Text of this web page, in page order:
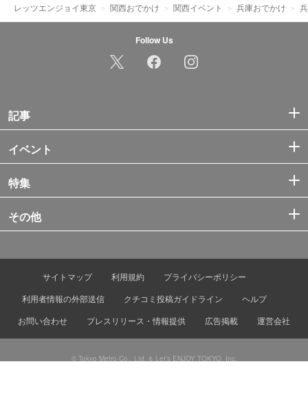
レッツエンジョイ東京 関西おでかけ 関西イベント 兵庫おでかけ
Follow Us
記事
イベント
特集
その他
サイトマップ 利用規約
プライバシーポリシー
利用者情報の外部送信
クチコミ投稿ガイドライン
ヘルプ
お問い合わせ
プレスリリース・情報提供 広告掲載 運営会社
© Tokyo Metro Co., Ltd. & Let’s ENJOY TOKYO, Inc.